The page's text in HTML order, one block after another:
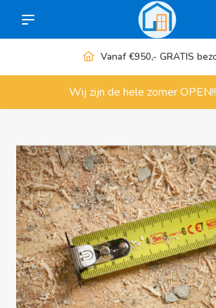
Vanaf €950,- GRATIS bezorgd
Wij zijn de hele zomer OPEN!!